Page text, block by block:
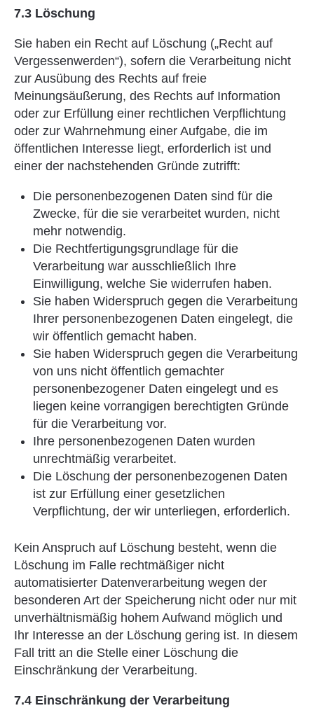
7.3 Löschung
Sie haben ein Recht auf Löschung („Recht auf
Vergessenwerden“), sofern die Verarbeitung nicht
zur Ausübung des Rechts auf freie
Meinungsäußerung, des Rechts auf Information
oder zur Erfüllung einer rechtlichen Verpflichtung
oder zur Wahrnehmung einer Aufgabe, die im
öffentlichen Interesse liegt, erforderlich ist und
einer der nachstehenden Gründe zutrifft:
Die personenbezogenen Daten sind für die
Zwecke, für die sie verarbeitet wurden, nicht
mehr notwendig.
Die Rechtfertigungsgrundlage für die
Verarbeitung war ausschließlich Ihre
Einwilligung, welche Sie widerrufen haben.
Sie haben Widerspruch gegen die Verarbeitung
Ihrer personenbezogenen Daten eingelegt, die
wir öffentlich gemacht haben.
Sie haben Widerspruch gegen die Verarbeitung
von uns nicht öffentlich gemachter
personenbezogener Daten eingelegt und es
liegen keine vorrangigen berechtigten Gründe
für die Verarbeitung vor.
Ihre personenbezogenen Daten wurden
unrechtmäßig verarbeitet.
Die Löschung der personenbezogenen Daten
ist zur Erfüllung einer gesetzlichen
Verpflichtung, der wir unterliegen, erforderlich.
Kein Anspruch auf Löschung besteht, wenn die
Löschung im Falle rechtmäßiger nicht
automatisierter Datenverarbeitung wegen der
besonderen Art der Speicherung nicht oder nur mit
unverhältnismäßig hohem Aufwand möglich und
Ihr Interesse an der Löschung gering ist. In diesem
Fall tritt an die Stelle einer Löschung die
Einschränkung der Verarbeitung.
7.4 Einschränkung der Verarbeitung